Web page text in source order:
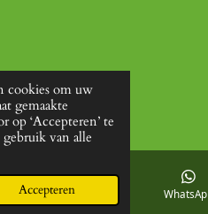
cookies om uw
gemaakte
op ‘Accepteren’ te
van alle
Accepteren
Facebook